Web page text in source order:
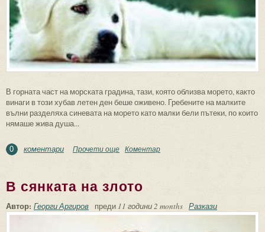
В горната част на морската градина, тази, която облизва морето, както
винаги в този хубав летен ден беше оживено. Гребените на малките
вълни разделяха синевата на морето като малки бели пътеки, по които
нямаше жива душа...
0 коментари Прочети още about Бяла обич
Коментар
В сянката на злото
Автор: Георги Аргиров преди 11 години 2 months Разкази